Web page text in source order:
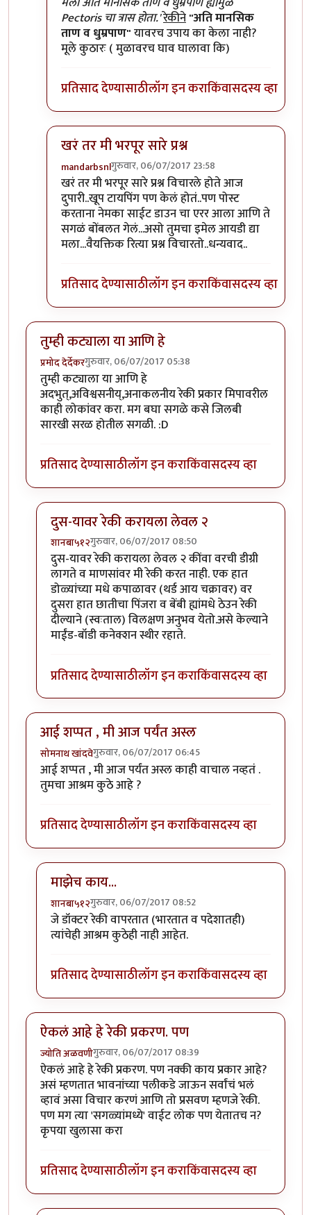
Pectoris चा त्रास होता.' रेकीने"अति मानसिक
ताण व धुम्रपाण"यावरच उपाय का केला नाही?
मूले कुठारः ( मुळावरच घाव घालावा कि)
प्रतिसाद देण्यासाठीलॉग इन कराकिंवासदस्य व्हा
खरं तर मी भरपूर सारे प्रश्न
mandarbsnlगुरुवार, 06/07/2017 23:58
In reply toहा लेख वाचल्यावर कुतुहलby
खरं तर मी भरपूर सारे प्रश्न विचारले होते आज
दुपारी..खूप टायपिंग पण केलं होतं..पण पोस्ट
करताना नेमका साईट डाउन चा एरर आला आणि ते
सगळं बोंबलत गेलं...असो तुमचा इमेल आयडी द्या
मला...वैयक्तिक रित्या प्रश्न विचारतो..धन्यवाद..
प्रतिसाद देण्यासाठीलॉग इन कराकिंवासदस्य व्हा
तुम्ही कट्याला या आणि हे
प्रमोद देर्देकरगुरुवार, 06/07/2017 05:38
तुम्ही कट्याला या आणि हे
अदभुत्,अविश्वसनीय्,अनाकलनीय रेकी प्रकार मिपावरील
काही लोकांवर करा. मग बघा सगळे कसे जिलबी
सारखी सरळ होतील सगळी. :D
प्रतिसाद देण्यासाठीलॉग इन कराकिंवासदस्य व्हा
दुस-यावर रेकी करायला लेवल २
शानबा५१२गुरुवार, 06/07/2017 08:50
In reply toतुम्ही कट्याला या आणि हेbyप्रमोद देर्देकर
दुस-यावर रेकी करायला लेवल २ कींवा वरची डीग्री
लागते व माणसांवर मी रेकी करत नाही. एक हात
डोळ्यांच्या मधे कपाळावर (थर्ड आय चक्रावर) वर
दुसरा हात छातीचा पिंजरा व बेंबी ह्यांमधे ठेउन रेकी
दील्याने (स्वःताल) विलक्षण अनुभव येतो.असे केल्याने
माईंड-बॉडी कनेक्शन स्थीर रहाते.
प्रतिसाद देण्यासाठीलॉग इन कराकिंवासदस्य व्हा
आई शप्पत , मी आज पर्यंत अस्ल
सोमनाथ खांदवेगुरुवार, 06/07/2017 06:45
आई शप्पत , मी आज पर्यंत अस्ल काही वाचाल नव्हतं .
तुमचा आश्रम कुठे आहे ?
प्रतिसाद देण्यासाठीलॉग इन कराकिंवासदस्य व्हा
माझेच काय...
शानबा५१२गुरुवार, 06/07/2017 08:52
In reply toआई शप्पत , मी आज पर्यंत अस्लby
जे डॉक्टर रेकी वापरतात (भारतात व पदेशातही)
त्यांचेही आश्रम कुठेही नाही आहेत.
प्रतिसाद देण्यासाठीलॉग इन कराकिंवासदस्य व्हा
ऐकलं आहे हे रेकी प्रकरण. पण
ज्योति अळवणीगुरुवार, 06/07/2017 08:39
ऐकलं आहे हे रेकी प्रकरण. पण नक्की काय प्रकार आहे?
असं म्हणतात भावनांच्या पलीकडे जाऊन सर्वांचं भलं
व्हावं असा विचार करणं आणि तो प्रसवण म्हणजे रेकी.
पण मग त्या 'सगळ्यांमध्ये' वाईट लोक पण येतातच न?
कृपया खुलासा करा
प्रतिसाद देण्यासाठीलॉग इन कराकिंवासदस्य व्हा